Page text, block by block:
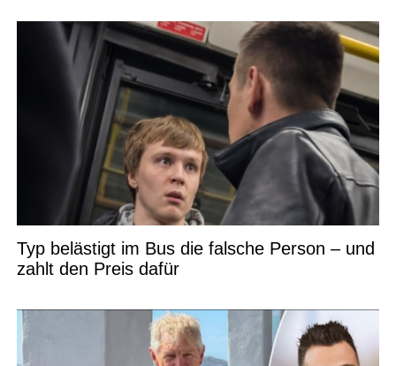
Typ belästigt im Bus die falsche Person – und
zahlt den Preis dafür